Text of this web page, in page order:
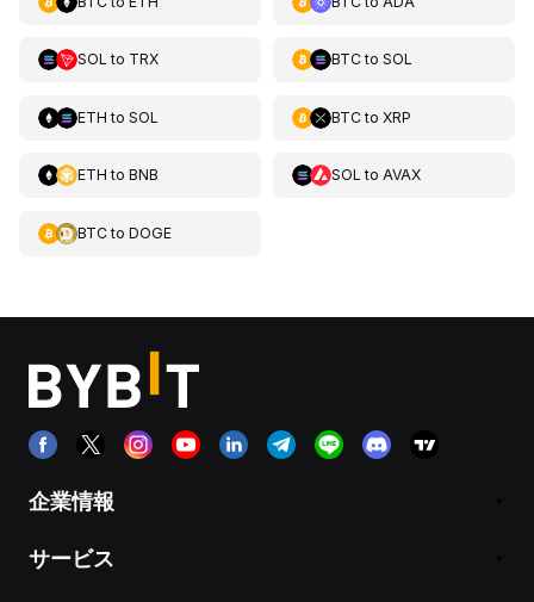
SOL to TRX BTCto SOL
ETH to SOL BTCto XRP
ETH to BNB SOL to AVAX
BTCto DOGE
企業情報
サービス